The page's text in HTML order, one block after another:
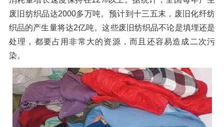
橡胶破胶机组
风选机 滚筒筛
废旧纺织品达2000多万吨。预计到十三五末，废旧化纤纺
织品的产生量将达2亿吨。这些废旧纺织品不论是填埋还是
处理，都要占用非常大的资源，而且还容易造成二次污
染。